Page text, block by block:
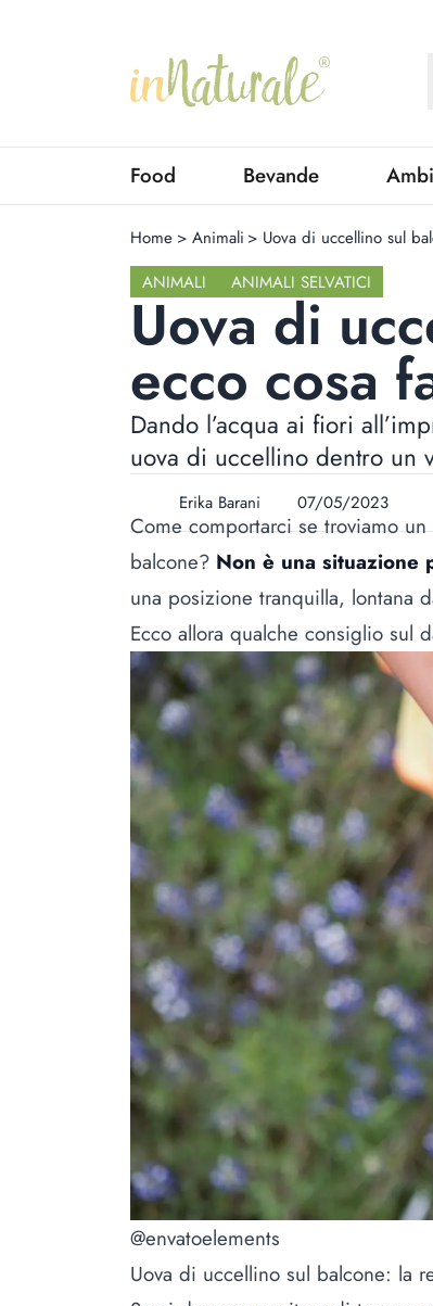
Food Bevande
Home > Animali > Uova di uccellino sul
ANIMALI
ANIMALI SELVATICI
Uova di
ecco cosa
Dando l’acqua ai fiori
uova di uccellino dentro un
Erika Barani 07/05/2023
Come comportarci se troviamo
balcone? Non è una situazione
una posizione tranquilla, lontana
Ecco allora qualche consiglio sul
@envatoelements
Uova di uccellino sul balcone: la